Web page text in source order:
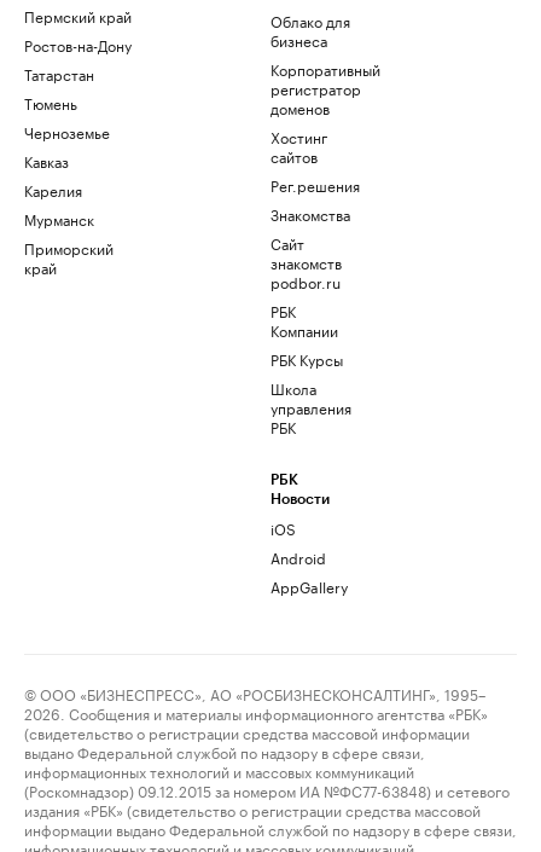
Пермский край
Ростов-на-Дону
Татарстан
Тюмень
Черноземье
Кавказ
Карелия
Мурманск
Приморский
край
Облако для
бизнеса
Корпоративный
регистратор
доменов
Хостинг
сайтов
Рег.решения
Знакомства
Сайт
знакомств
podbor.ru
РБК
Компании
РБК Курсы
Школа
управления
РБК
РБК
Новости
iOS
Android
AppGallery
© ООО «БИЗНЕСПРЕСС», АО «РОСБИЗНЕСКОНСАЛТИНГ», 1995–
2026. Сообщения и материалы информационного агентства «РБК»
(свидетельство о регистрации средства массовой информации
выдано Федеральной службой по надзору в сфере связи,
информационных технологий и массовых коммуникаций
(Роскомнадзор) 09.12.2015 за номером ИА №ФС77-63848) и сетевого
издания «РБК» (свидетельство о регистрации средства массовой
информации выдано Федеральной службой по надзору в сфере связи,